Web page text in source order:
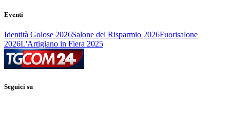
Eventi
Identità Golose 2026Salone del Risparmio 2026Fuorisalone
2026L'Artigiano in Fiera 2025
Seguici su